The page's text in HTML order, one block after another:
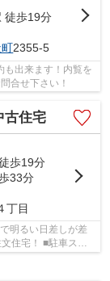
徒歩19分
2355-5
出来ます！内覧を
合せ下さい！
住宅
歩19分
33分
丁目
明るい日差しが差
住宅！ ■駐車スペ